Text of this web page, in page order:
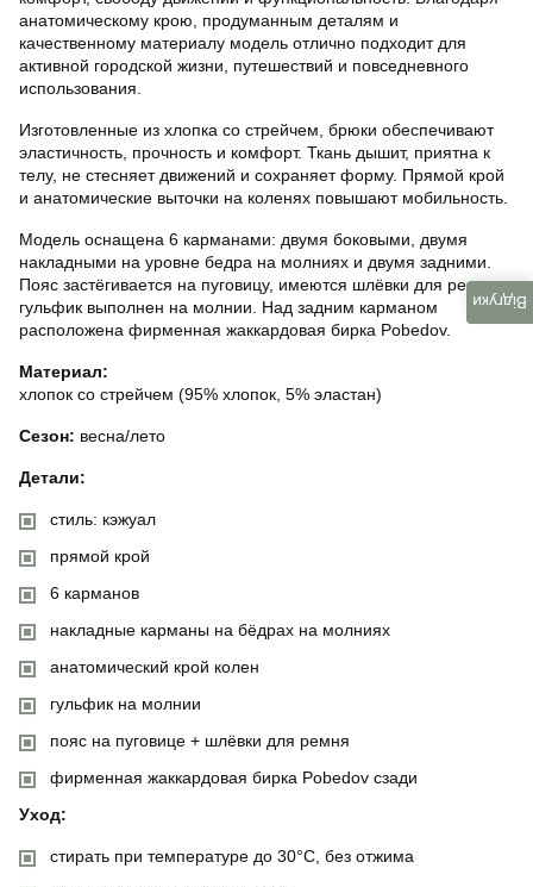
анатомическому крою, продуманным деталям и
качественному материалу модель отлично подходит для
активной городской жизни, путешествий и повседневного
использования.
Изготовленные из хлопка со стрейчем, брюки обеспечивают
эластичность, прочность и комфорт. Ткань дышит, приятна к
телу, не стесняет движений и сохраняет форму. Прямой крой
и анатомические выточки на коленях повышают мобильность.
Модель оснащена 6 карманами: двумя боковыми, двумя
накладными на уровне бедра на молниях и двумя задними.
Пояс застёгивается на пуговицу, имеются шлёвки для ремня,
гульфик выполнен на молнии. Над задним карманом
расположена фирменная жаккардовая бирка Pobedov.
Материал:
хлопок со стрейчем (95% хлопок, 5% эластан)
Сезон: весна/лето
Детали:
стиль: кэжуал
прямой крой
6 карманов
накладные карманы на бёдрах на молниях
анатомический крой колен
гульфик на молнии
пояс на пуговице + шлёвки для ремня
фирменная жаккардовая бирка Pobedov сзади
Уход:
стирать при температуре до 30°C, без отжима
Відгуки